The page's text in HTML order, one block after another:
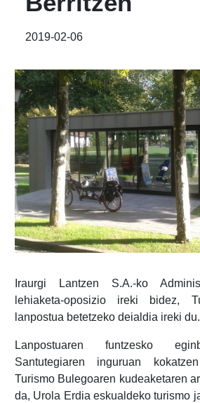
2019-02-06
Iraurgi Lantzen S.A.-ko
lehiaketa-oposizio ireki bidez,
lanpostua betetzeko deialdia ireki du.
Lanpostuaren funtzesko
Santutegiaren inguruan
Turismo Bulegoaren kudeaketaren
da, Urola Erdia eskualdeko turismo